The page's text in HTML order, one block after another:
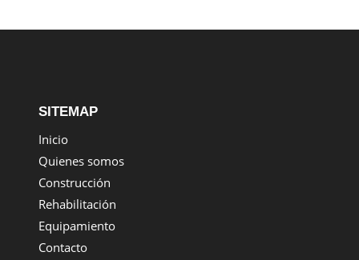
SITEMAP
Inicio
Quienes somos
Construcción
Rehabilitación
Equipamiento
Contacto